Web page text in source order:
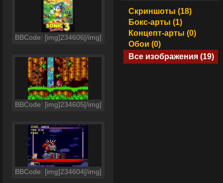
BBCode: [img]234606[/img]
BBCode: [img]234605[/img]
BBCode: [img]234604[/img]
Скриншоты (18)
Бокс-арты (1)
Концепт-арты (0)
Обои (0)
Все изображения (19)